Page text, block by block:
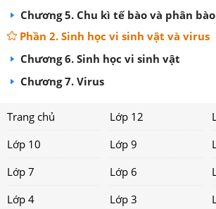
Chương 5. Chu kì tế bào và phân bào
Phần 2. Sinh học vi sinh vật và virus
Chương 6. Sinh học vi sinh vật
Chương 7. Virus
Trang chủ Lớp 12
Lớp 10
Lớp 9
Lớp 7
Lớp 6
Lớp 4
Lớp 3